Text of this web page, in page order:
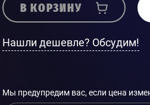
В КОРЗИНУ
Нашли дешевле? Обсудим!
Мы предупредим вас, если цена